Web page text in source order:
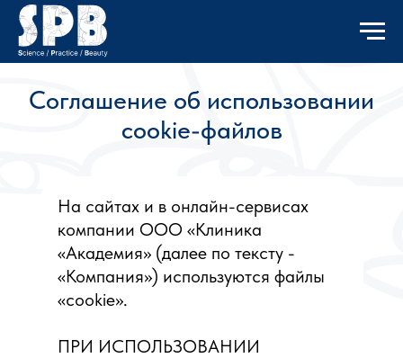
Соглашение об использовании
cookie-файлов
На сайтах и в онлайн-сервисах
компании ООО «Клиника
«Академия» (далее по тексту -
«Компания») используются файлы
«cookie».
ПРИ ИСПОЛЬЗОВАНИИ